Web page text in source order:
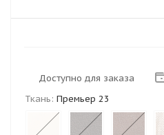
Доступно для заказа
Ткань: Премьер 23